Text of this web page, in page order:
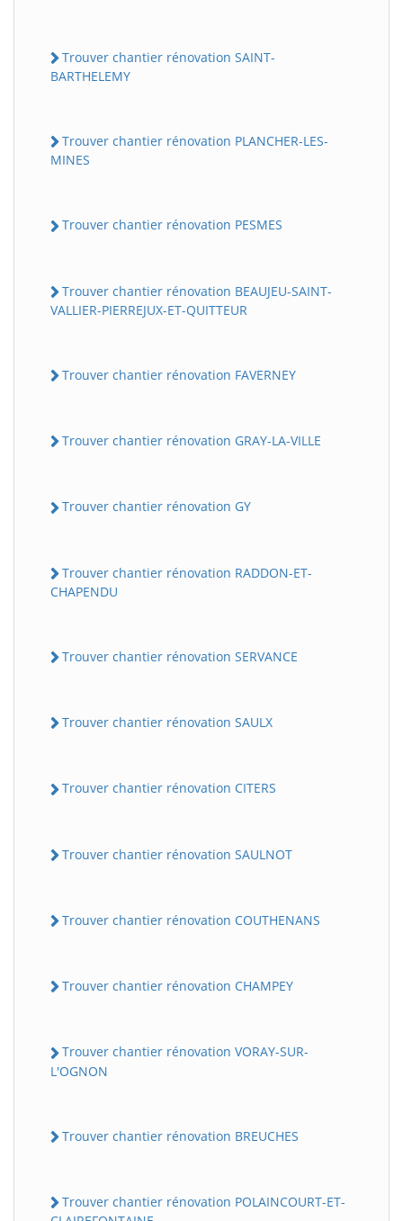
Trouver chantier rénovation SAINT-
BARTHELEMY
Trouver chantier rénovation PLANCHER-LES-
MINES
Trouver chantier rénovation PESMES
Trouver chantier rénovation BEAUJEU-SAINT-
VALLIER-PIERREJUX-ET-QUITTEUR
Trouver chantier rénovation FAVERNEY
Trouver chantier rénovation GRAY-LA-VILLE
Trouver chantier rénovation GY
Trouver chantier rénovation RADDON-ET-
CHAPENDU
Trouver chantier rénovation SERVANCE
Trouver chantier rénovation SAULX
Trouver chantier rénovation CITERS
Trouver chantier rénovation SAULNOT
Trouver chantier rénovation COUTHENANS
Trouver chantier rénovation CHAMPEY
Trouver chantier rénovation VORAY-SUR-
L'OGNON
Trouver chantier rénovation BREUCHES
Trouver chantier rénovation POLAINCOURT-ET-